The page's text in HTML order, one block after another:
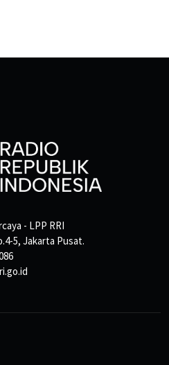
- LPP RRI
5, Jakarta Pusat.